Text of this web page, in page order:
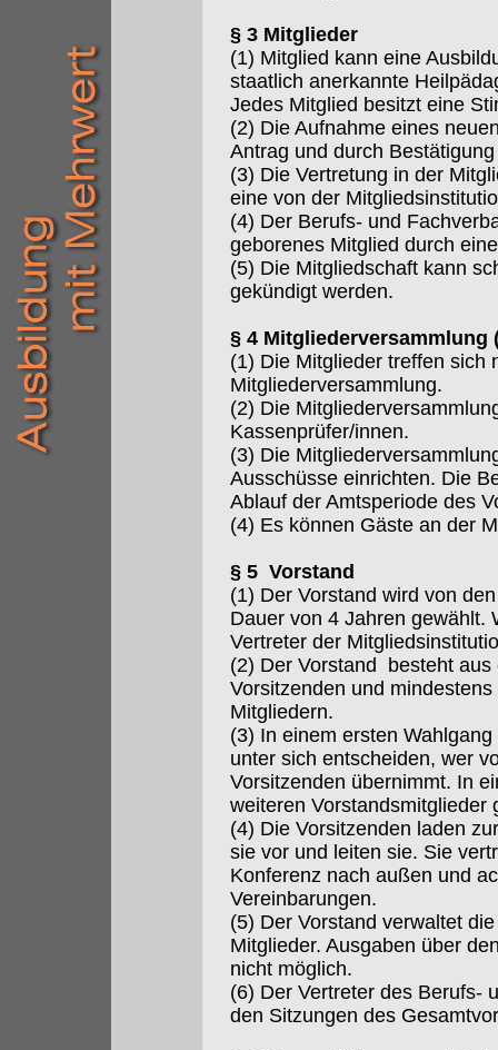
§ 3 Mitglieder
(1) Mitglied kann eine
staatlich anerkannte
Jedes Mitglied besitzt eine
(2) Die Aufnahme eines
Antrag und durch
(3) Die Vertretung in der
eine von der
(4) Der Berufs- und
geborenes Mitglied durch
(5) Die Mitgliedschaft kann
gekündigt werden.
§ 4 Mitgliederversammlung
(1) Die Mitglieder treffen sich
Mitgliederversammlung.
(2) Die
Kassenprüfer/innen.
(3) Die
Ausschüsse einrichten. Die
Ablauf der Amtsperiode des
(4) Es können Gäste an der
§ 5 Vorstand
(1) Der Vorstand wird von
Dauer von 4 Jahren gewählt.
Vertreter der
(2) Der Vorstand besteht
Vorsitzenden und
Mitgliedern.
(3) In einem ersten
unter sich entscheiden, wer
Vorsitzenden übernimmt. In
weiteren Vorstandsmitglieder
(4) Die Vorsitzenden laden
sie vor und leiten sie. Sie
Konferenz nach außen und
Vereinbarungen.
(5) Der Vorstand verwaltet
Mitglieder. Ausgaben über
nicht möglich.
(6) Der Vertreter des Berufs-
den Sitzungen des